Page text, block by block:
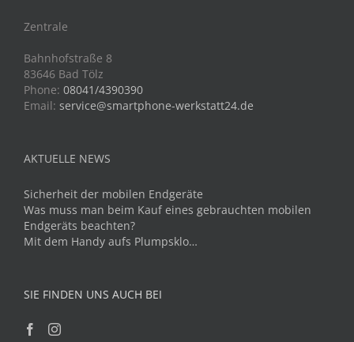
Zentrale
Bahnhofstraße 8
83646 Bad Tölz
Phone: 08041/4390390
Email: service@smartphone-werkstatt24.de
AKTUELLE NEWS
Sicherheit der mobilen Endgeräte
Was muss man beim Kauf eines gebrauchten mobilen
Endgeräts beachten?
Mit dem Handy aufs Plumpsklo…
SIE FINDEN UNS AUCH BEI